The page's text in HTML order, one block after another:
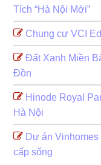
Tích “Hà Nội Mới”
Chung cư VCI
Đất Xanh Miền
Đồn
Hinode Royal
Hà Nội
Dự án
cấp sống